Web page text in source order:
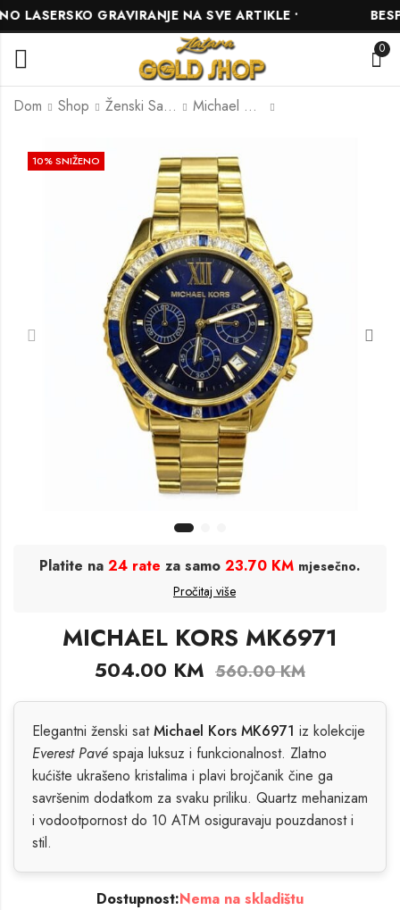
GRAVIRANJE NA SVE ARTIKLE •
0
Dom Shop Ženski Satovi Michael Kors
10% SNIŽENO
Platite na 24 rate za samo 23.70 KM mjesečno.
Pročitaj više
MICHAEL KORS MK6971
504.00 KM 560.00KM
Elegantni ženski satMichael Kors MK6971 iz kolekcije
Everest Pavé spaja luksuz i funkcionalnost. Zlatno
kućište ukrašeno kristalima i plavi brojčanik čine ga
savršenim dodatkom za svaku priliku. Quartz mehanizam
i vodootpornost do 10 ATM osiguravaju pouzdanost i
stil.
Dostupnost:Nema na skladištu